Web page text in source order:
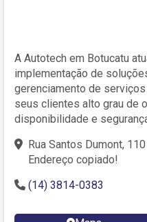
A Autotech em Botucatu
implementação de
gerenciamento de
seus clientes alto grau de
disponibilidade e
Rua Santos Dumont,
Endereço copiado!
(14) 3814-0383